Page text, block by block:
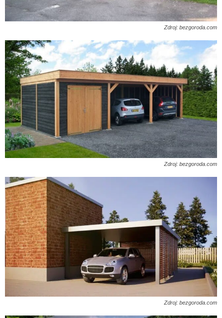
Zdroj: bezgoroda.com
Zdroj: bezgoroda.com
Zdroj: bezgoroda.com